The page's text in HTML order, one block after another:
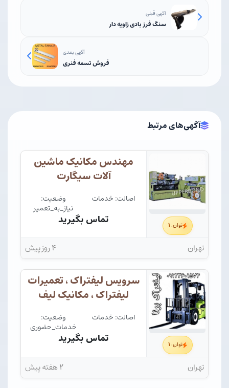
آگهی قبلی
سنگ فرز بادی زاویه دار
آگهی بعدی
فروش تسمه فنری
آگهی‌های مرتبط
توان:۱
مهندس مکانیک ماشین
آلات سیگارت
اصالت: خدمات وضعیت:
نیاز_به_تعمیر
تماس بگیرید
تهران ۴ روز پیش
توان:۱
سرویس لیفتراک ، تعمیرات
لیفتراک ، مکانیک لیف
اصالت: خدمات وضعیت:
خدمات_حضوری
تماس بگیرید
تهران ۲ هفته پیش